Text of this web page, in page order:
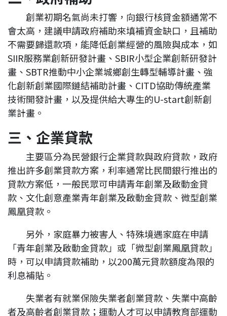
創業初期名氣尚未打響，向銀行核貸金額通常不
會太高，建議申請政府補助來填補資金缺口，且補助
不需要歸還款項，能降低創業經營的風險與成本，如
SIIR服務業創新研發計畫、SBIR小型企業創新研發計
畫、SBTR推動中小企業城鄉創生轉型輔導計畫、強
化創新創業國際鏈結補助計畫、CITD協助傳統產業
技術開發計畫，以及提供給大專生的U-start創新創
業計畫。
三、企業貸款
主要區分為民營銀行企業貸款與政府貸款，政府
推出許多創業貸款方案，利率通常比民間銀行推出的
貸款方案低，一般民眾可申請青年創業及啟動金貸
款、文化創意產業青年創業及啟動金貸款、微型創業
鳳凰貸款。
另外，家庭暴力被害人、特殊境遇家庭在申請
「青年創業及啟動金貸款」或「微型創業鳳凰貸款」
時，可以申請貸款補助，以200萬元貸款額度為限的
利息補貼。
失業者有就業保險失業者創業貸款、失業中高齡
者及高齡者創業貸款；運動人才可以申請教育部運動